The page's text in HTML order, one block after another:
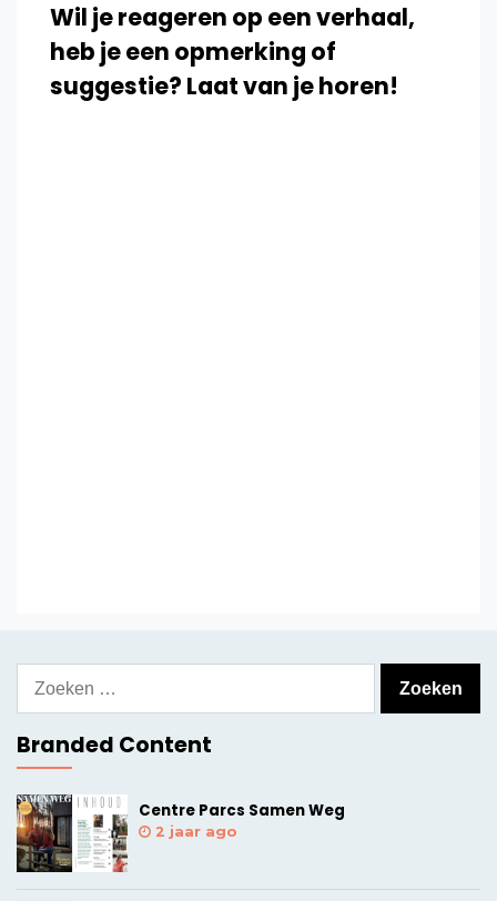
Wil je reageren op een verhaal,
heb je een opmerking of
suggestie? Laat van je horen!
naar:
Branded Content
Centre Parcs Samen Weg
2 jaar ago